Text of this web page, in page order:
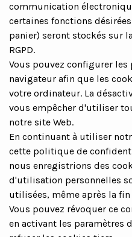
communication
certaines fonctions
panier) seront stockés sur
RGPD.
Vous pouvez configurer les
navigateur afin que les
votre ordinateur. La
vous empêcher d'utiliser
notre site Web.
En continuant à utiliser
cette politique de
nous enregistrions des
d'utilisation personnelles
utilisées, même après la
Vous pouvez révoquer ce
en activant les paramètres